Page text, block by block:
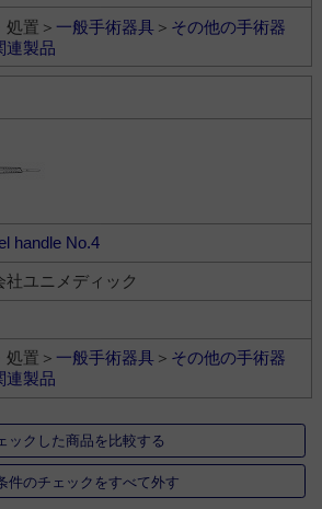
処置＞ 一般手術器具＞ その他の手術器
連製品
handle No.4
社ユニメディック
処置＞ 一般手術器具＞ その他の手術器
連製品
ックした商品を比較する
件のチェックをすべて外す